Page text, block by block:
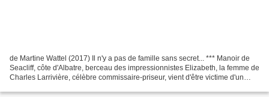
de Martine Wattel (2017) Il n'y a pas de famille sans secret... *** Manoir de
Seacliff, côte d'Albatre, berceau des impressionnistes Elizabeth, la femme de
Charles Larrivière, célèbre commissaire-priseur, vient d'être victime d'un